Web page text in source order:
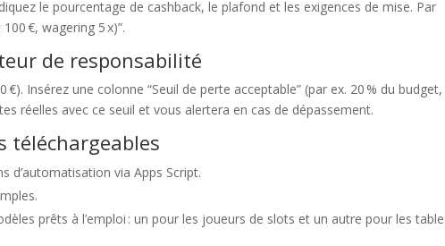
le pourcentage de cashback, le plafond et les exigences de mise. Par
€, wagering 5 x)”.
de responsabilité
€). Insérez une colonne “Seuil de perte acceptable” (par ex. 20 % du
réelles avec ce seuil et vous alertera en cas de dépassement.
téléchargeables
d’automatisation via Apps Script.
prêts à l’emploi : un pour les joueurs de slots et un autre pour les